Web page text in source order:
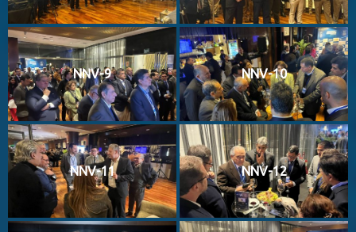
NNV-9 NNV-10
NNV-11 NNV-12